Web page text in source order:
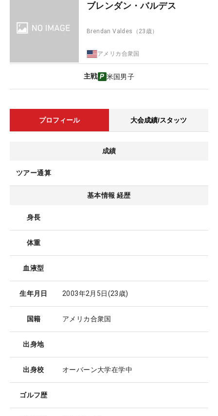
ブレンダン・バルデス
Brendan Valdes （23歳）
アメリカ合衆国
主戦 米国男子
プロフィール 大会成績/スタッツ
成績
ツアー通算
基本情報 経歴
身長
体重
血液型
生年月日 2003年2月5日(23歳)
国籍 アメリカ合衆国
出身地
出身校 オーバーン大学在学中
ゴルフ歴